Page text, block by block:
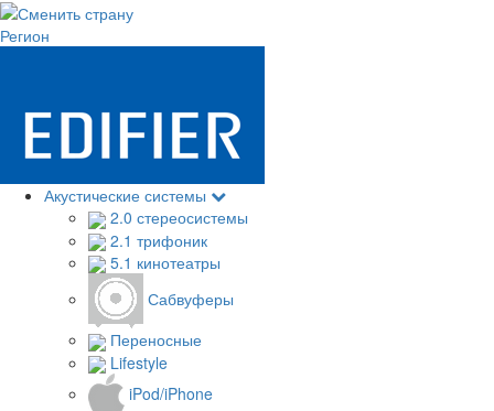
Регион
Акустические системы
2.0 стереосистемы
2.1 трифоник
5.1 кинотеатры
Сабвуферы
Переносные
Lifestyle
iPod/iPhone